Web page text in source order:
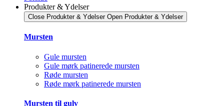
Produkter & Ydelser
Close Produkter & Ydelser Open Produkter & Ydelser
Mursten
Gule mursten
Gule mørk patinerede mursten
Røde mursten
Røde mørk patinerede mursten
Mursten til gulv